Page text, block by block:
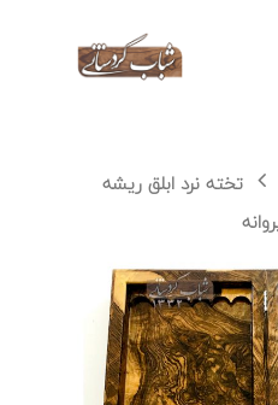
تخته نرد ابلق ریشه